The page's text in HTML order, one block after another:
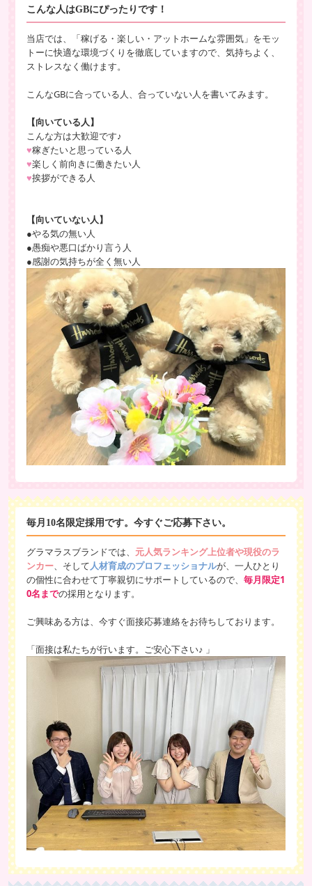
こんな人はGBにぴったりです！
当店では、「稼げる・楽しい・アットホームな雰囲気」をモッ
トーに快適な環境づくりを徹底していますので、気持ちよく、
ストレスなく働けます。
こんなGBに合っている人、合っていない人を書いてみます。
【向いている人】
こんな方は大歓迎です♪
♥稼ぎたいと思っている人
♥楽しく前向きに働きたい人
♥挨拶ができる人
【向いていない人】
●やる気の無い人
●愚痴や悪口ばかり言う人
●感謝の気持ちが全く無い人
毎月10名限定採用です。今すぐご応募下さい。
グラマラスブランドでは、 元人気ランキング上位者や現役のラ
ンカー、そして人材育成のプロフェッショナルが、一人ひとり
の個性に合わせて丁寧親切にサポートしているので、 毎月限定1
0名までの採用となります。
ご興味ある方は、今すぐ面接応募連絡をお待ちしております。
「面接は私たちが行います。ご安心下さい♪ 」